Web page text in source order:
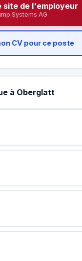
site de l'employeur
Systems AG
CV pour ce poste
à Oberglatt